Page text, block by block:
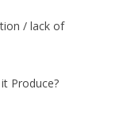
/ lack of
Produce?